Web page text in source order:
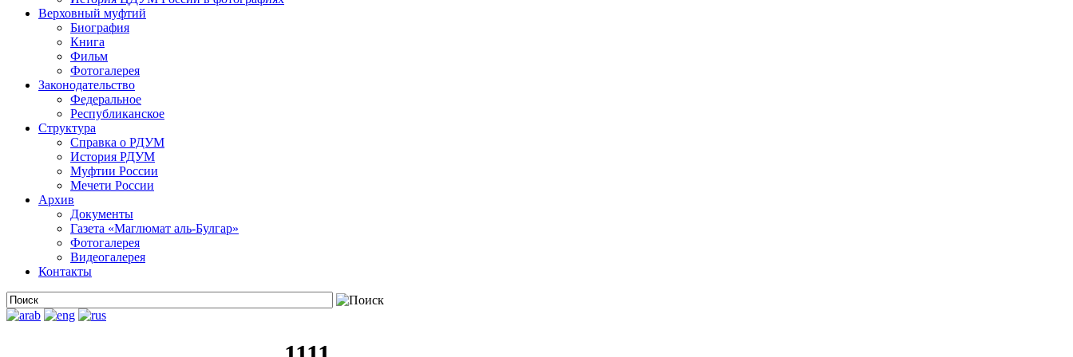
Верховный муфтий
Биография
Книга
Фильм
Фотогалерея
Законодательство
Федеральное
Республиканское
Структура
Справка о РДУМ
История РДУМ
Муфтии России
Мечети России
Архив
Документы
Газета «Маглюмат аль-Булгар»
Фотогалерея
Видеогалерея
Контакты